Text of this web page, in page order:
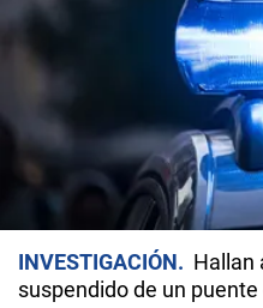
INVESTIGACIÓN
Hallan
suspendido de un puente